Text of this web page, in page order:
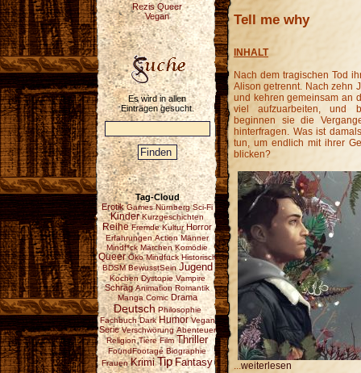
Rezis Queer
Vegan
Es wird in allen
Einträgen gesucht.
Tag-Cloud
Erotik Games Nürnberg Sci-Fi
Kinder Kurzgeschichten
Reihe Fremde Kultur Horror
Erfahrungen Action Männer
Mindf*ck Märchen Komödie
Queer Öko Mindfuck Historisch
BDSM BewusstSein Jugend
Kochen Dystopie Vampire
Schräg Animation Romantik
Manga Comic Drama
Deutsch Philosophie
Fachbuch Dark Humor Vegan
Serie Verschwörung Abenteuer
Religion Tiere Film Thriller
FoundFootage Biographie
Frauen Krimi Tip Fantasy
Tell me why
INHALT
Nach dem tragischen Tod
Alison getrennt. Nach zehn
und kehren gemeinsam an
viel aufzuarbeiten, und
beginnen sie die
hinterfragen. Was ist
tun, um endlich mit ihrer
blicken?
...weiterlesen